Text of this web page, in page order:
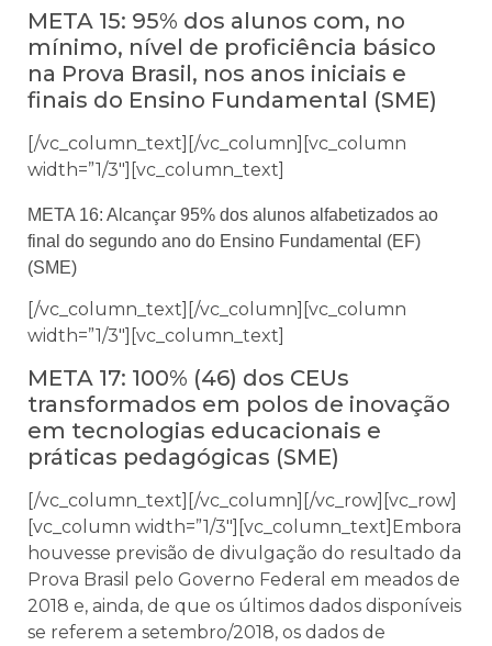
META 15: 95% dos alunos com, no
mínimo, nível de proficiência básico
na Prova Brasil, nos anos iniciais e
finais do Ensino Fundamental (SME)
[/vc_column_text][/vc_column][vc_column
width=”1/3″][vc_column_text]
META 16: Alcançar 95% dos alunos alfabetizados ao
final do segundo ano do Ensino Fundamental (EF)
(SME)
[/vc_column_text][/vc_column][vc_column
width=”1/3″][vc_column_text]
META 17: 100% (46) dos CEUs
transformados em polos de inovação
em tecnologias educacionais e
práticas pedagógicas (SME)
[/vc_column_text][/vc_column][/vc_row][vc_row]
[vc_column width=”1/3″][vc_column_text]Embora
houvesse previsão de divulgação do resultado da
Prova Brasil pelo Governo Federal em meados de
2018 e, ainda, de que os últimos dados disponíveis
se referem a setembro/2018, os dados de